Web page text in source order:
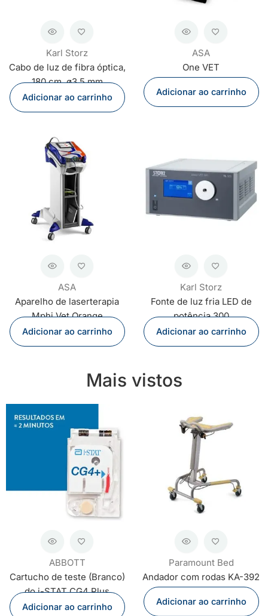
Karl Storz
Cabo de luz de fibra óptica,
180 cm, ø3,5 mm
Adicionar ao carrinho
ASA
One VET
Adicionar ao carrinho
ASA
Aparelho de laserterapia
Mphi Vet Orange
Adicionar ao carrinho
Karl Storz
Fonte de luz fria LED de
potência 300
Adicionar ao carrinho
Mais vistos
ABBOTT
Cartucho de teste (Branco)
do i-STAT CG4 Plus
Adicionar ao carrinho
Paramount Bed
Andador com rodas KA-392
Adicionar ao carrinho